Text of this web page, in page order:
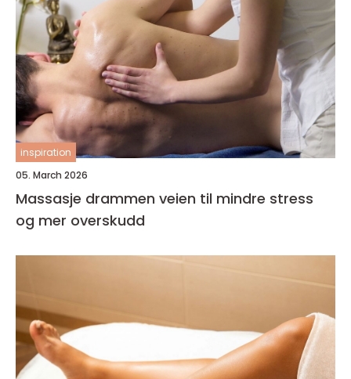
inspiration
05. March 2026
Massasje drammen veien til mindre stress
og mer overskudd